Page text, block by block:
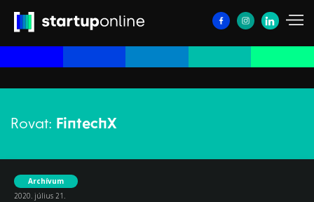
Rovat: FintechX
Archívum
2020. július 21.